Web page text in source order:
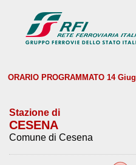
ORARIO PROGRAMMATO 14
Stazione di
CESENA
Comune di Cesena